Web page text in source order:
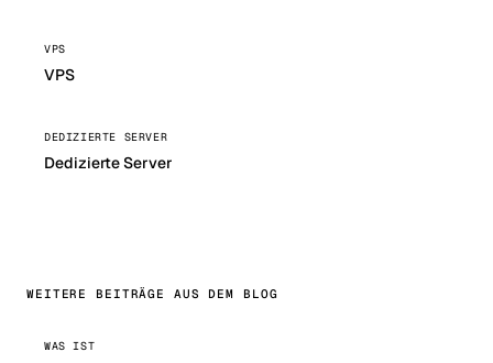
VPS
VPS
DEDIZIERTE SERVER
Dedizierte Server
WEITERE BEITRÄGE AUS DEM BLOG
WAS IST